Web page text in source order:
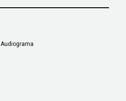
Audiograma